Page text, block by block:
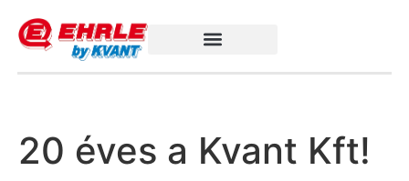
20 éves a Kvant Kft!